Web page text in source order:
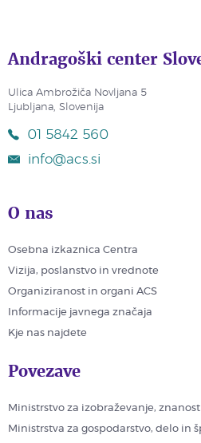
Andragoški center
Ulica Ambrožiča Novljana 5
Ljubljana, Slovenija
01 5842 560
info@acs.si
O nas
Osebna izkaznica Centra
Vizija, poslanstvo in vrednote
Organiziranost in organi ACS
Informacije javnega značaja
Kje nas najdete
Povezave
Ministrstvo za izobraževanje,
Ministrstva za gospodarstvo, delo in